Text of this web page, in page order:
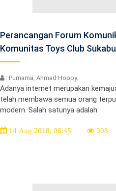
Perancangan Forum
Komunitas Toys Club
: Purnama, Ahmad Hoppy;
Adanya internet merupakan
telah membawa semua orang
modern. Salah satunya adalah
14 Aug 2018, 06:45 308